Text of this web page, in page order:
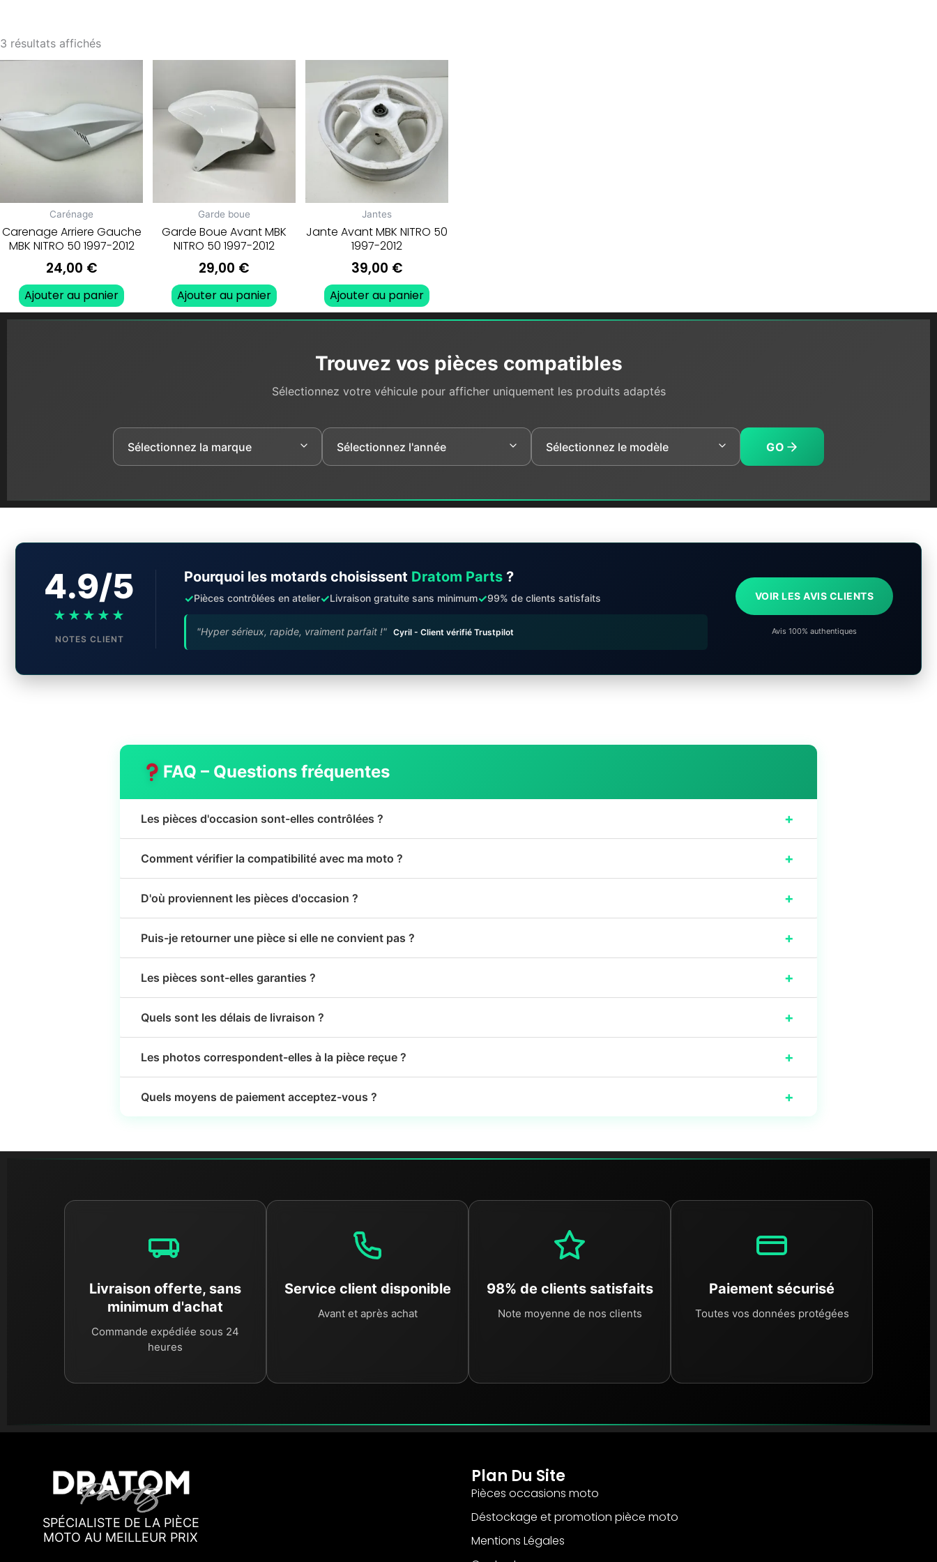
3 résultats affichés
Carénage
Carenage Arriere Gauche
MBK NITRO 50 1997-2012
24,00 €
Ajouter au panier
Garde boue
Garde Boue Avant MBK
NITRO 50 1997-2012
29,00 €
Ajouter au panier
Jantes
Jante Avant MBK NITRO 50
1997-2012
39,00 €
Ajouter au panier
Trouvez vos pièces compatibles
Sélectionnez votre véhicule pour afficher uniquement les produits adaptés
GO
4.9/5
★★★★★
NOTES CLIENT
Pourquoi les motards choisissent Dratom Parts ?
✓Pièces contrôlées en atelier✓Livraison gratuite sans minimum✓99% de clients satisfaits
"Hyper sérieux, rapide, vraiment parfait !" Cyril - Client vérifié Trustpilot
VOIR LES AVIS CLIENTS
Avis 100% authentiques
FAQ – Questions fréquentes
Les pièces d'occasion sont-elles contrôlées ? +
Comment vérifier la compatibilité avec ma moto ? +
D'où proviennent les pièces d'occasion ? +
Puis-je retourner une pièce si elle ne convient pas ? +
Les pièces sont-elles garanties ? +
Quels sont les délais de livraison ? +
Les photos correspondent-elles à la pièce reçue ? +
Quels moyens de paiement acceptez-vous ? +
Livraison offerte, sans
minimum d'achat
Commande expédiée sous 24
heures
Service client disponible
Avant et après achat
98% de clients satisfaits
Note moyenne de nos clients
Paiement sécurisé
Toutes vos données protégées
SPÉCIALISTE DE LA PIÈCE
MOTO AU MEILLEUR PRIX
Plan Du Site
Pièces occasions moto
Déstockage et promotion pièce moto
Mentions Légales